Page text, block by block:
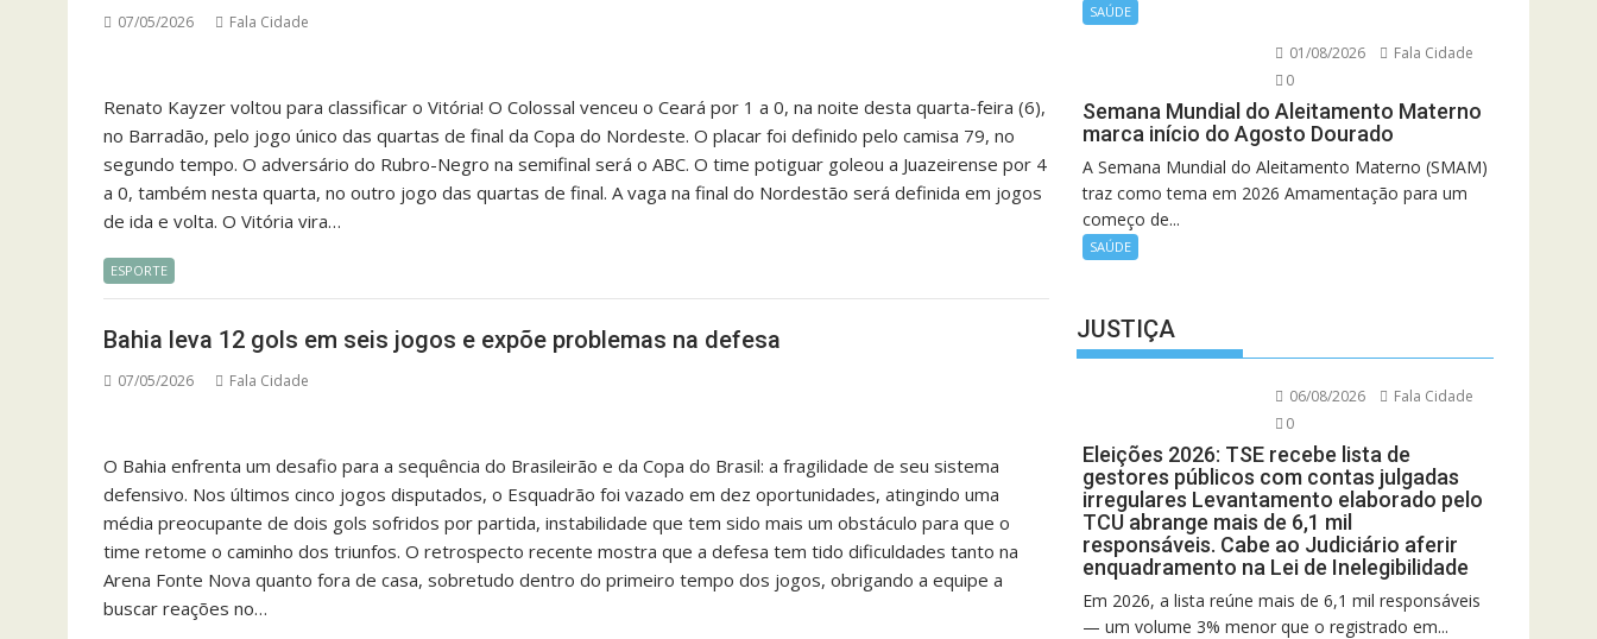
07/05/2026 Fala Cidade
Renato Kayzer voltou para classificar o Vitória! O Colossal venceu o Ceará por 1 a 0, na noite desta quarta-feira (6),
no Barradão, pelo jogo único das quartas de final da Copa do Nordeste. O placar foi definido pelo camisa 79, no
segundo tempo. O adversário do Rubro-Negro na semifinal será o ABC. O time potiguar goleou a Juazeirense por 4
a 0, também nesta quarta, no outro jogo das quartas de final. A vaga na final do Nordestão será definida em jogos
de ida e volta. O Vitória vira…
ESPORTE
Bahia leva 12 gols em seis jogos e expõe problemas na defesa
07/05/2026 Fala Cidade
O Bahia enfrenta um desafio para a sequência do Brasileirão e da Copa do Brasil: a fragilidade de seu sistema
defensivo. Nos últimos cinco jogos disputados, o Esquadrão foi vazado em dez oportunidades, atingindo uma
média preocupante de dois gols sofridos por partida, instabilidade que tem sido mais um obstáculo para que o
time retome o caminho dos triunfos. O retrospecto recente mostra que a defesa tem tido dificuldades tanto na
Arena Fonte Nova quanto fora de casa, sobretudo dentro do primeiro tempo dos jogos, obrigando a equipe a
buscar reações no…
SAÚDE
01/08/2026
Fala Cidade
0
Semana Mundial do Aleitamento Materno
marca início do Agosto Dourado
A Semana Mundial do Aleitamento Materno (SMAM)
traz como tema em 2026 Amamentação para um
começo de...
SAÚDE
JUSTIÇA
06/08/2026
Fala Cidade
0
Eleições 2026: TSE recebe lista de
gestores públicos com contas julgadas
irregulares Levantamento elaborado pelo
TCU abrange mais de 6,1 mil
responsáveis. Cabe ao Judiciário aferir
enquadramento na Lei de Inelegibilidade
Em 2026, a lista reúne mais de 6,1 mil responsáveis
— um volume 3% menor que o registrado em...